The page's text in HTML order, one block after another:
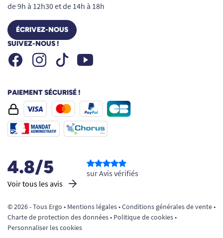
de 9h à 12h30 et de 14h à 18h
ÉCRIVEZ-NOUS
SUIVEZ-NOUS !
FacebookInstagramTiktok Youtube
PAIEMENT SÉCURISÉ !
4.8/5
Voir tous les avis
sur Avis vérifiés
© 2026 - Tous Ergo • Mentions légales•Conditions générales de vente•
Charte de protection des données• Politique de cookies•
Personnaliser les cookies